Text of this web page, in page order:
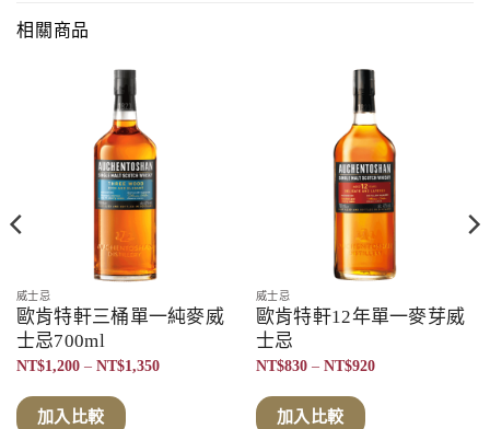
相關商品
威士忌
歐肯特軒三桶單一純麥威
士忌700ml
NT$1,200 – NT$1,350價
加入比較
威士忌
歐肯特軒12年單一麥芽威
士忌
NT$830 – NT$920價
加入比較